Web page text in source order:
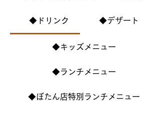
◆ドリンク ◆デザート
◆キッズメニュー
◆ランチメニュー
◆ぼたん店特別ランチメニュー